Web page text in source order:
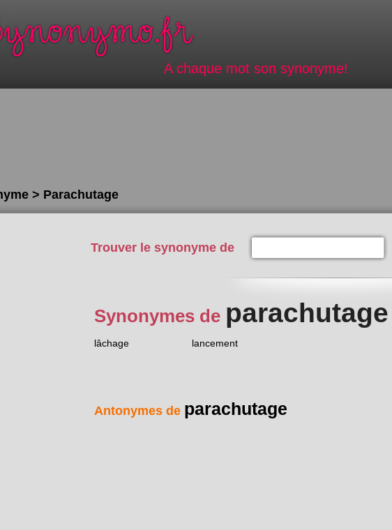
A chaque mot son synonyme!
> Parachutage
Trouver le synonyme de
Synonymes de parachutage
lâchage lancement
Antonymes de parachutage